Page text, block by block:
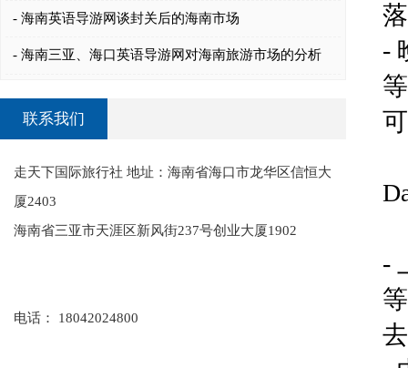
- 海南英语导游网谈封关后的海南市场
- 海南三亚、海口英语导游网对海南旅游市场的分析
联系我们
走天下国际旅行社 地址：海南省海口市龙华区信恒大
厦2403
海南省三亚市天涯区新风街237号创业大厦1902
电话： 18042024800
-
-